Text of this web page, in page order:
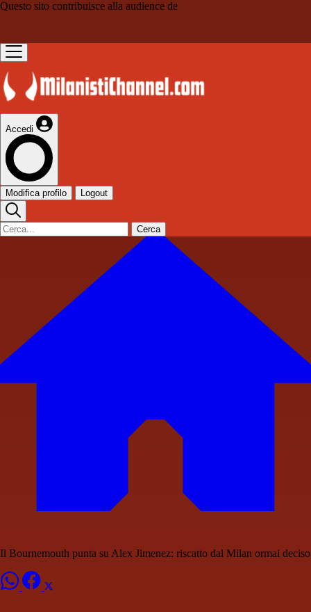
Questo sito contribuisce alla audience de
Accedi
Modifica profilo Logout
Cerca
Il Bournemouth punta su Alex Jimenez: riscatto dal Milan ormai deciso